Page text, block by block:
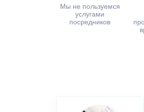
Мы не пользуемся
услугами
посредников